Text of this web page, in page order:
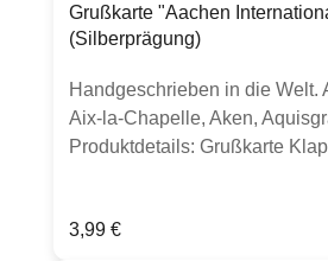
Grußkarte "Aachen
(Silberprägung)
Handgeschrieben in die Welt.
Aix-la-Chapelle, Aken,
Produktdetails: Grußkarte
transparentem
Regulärer Preis:
3,99 €